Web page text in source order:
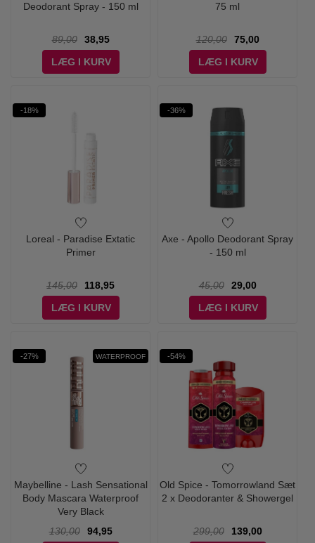
Deodorant Spray - 150 ml
89,00
38,95
LÆG I KURV
75 ml
120,00
75,00
LÆG I KURV
-18%
Loreal - Paradise Extatic
Primer
145,00
118,95
LÆG I KURV
-36%
Axe - Apollo Deodorant Spray
- 150 ml
45,00
29,00
LÆG I KURV
-27% WATERPROOF
Maybelline - Lash Sensational
Body Mascara Waterproof
Very Black
130,00
94,95
-54%
Old Spice - Tomorrowland Sæt
2 x Deodoranter & Showergel
299,00
139,00